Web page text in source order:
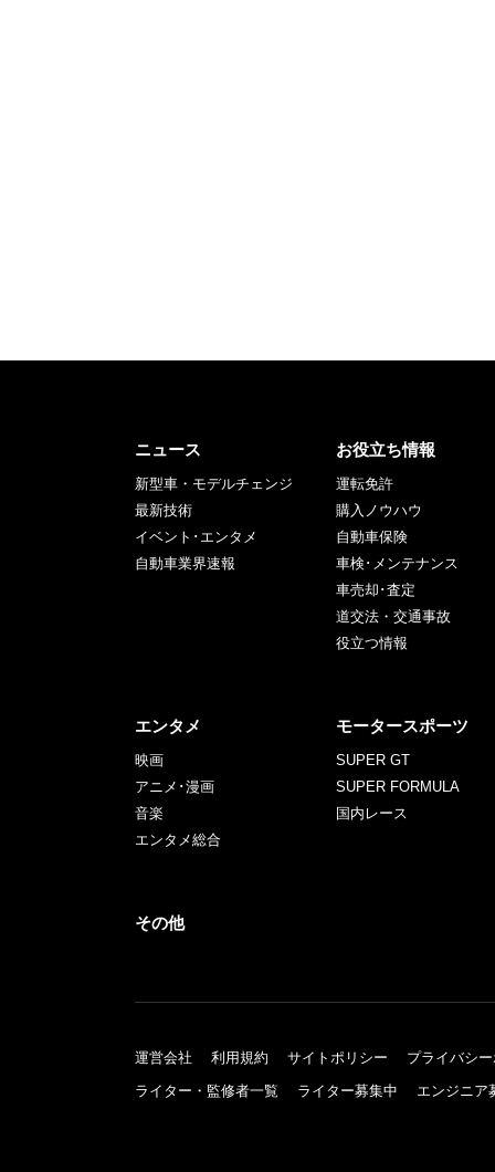
ニュース
新型車・モデルチェンジ
最新技術
イベント･エンタメ
自動車業界速報
お役立ち情報
運転免許
購入ノウハウ
自動車保険
車検･メンテナンス
車売却･査定
道交法・交通事故
役立つ情報
エンタメ
映画
アニメ･漫画
音楽
エンタメ総合
モータースポーツ
SUPER GT
SUPER FORMULA
国内レース
その他
運営会社 利用規約 サイトポリシー
プライバシ
ライター・監修者一覧
ライター募集中 エンジニア